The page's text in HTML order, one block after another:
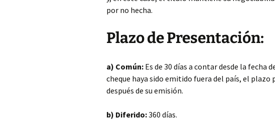
por no hecha.
Plazo de Presentación:
a) Común: Es de 30 días a contar desde la fecha
cheque haya sido emitido fuera del país, el plazo
después de su emisión.
b) Diferido:360 días.